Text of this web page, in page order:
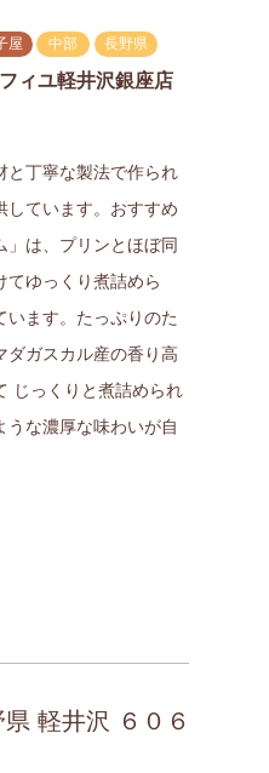
屋 中部 長野県
ィユ軽井沢銀座店
と丁寧な製法で作られ
しています。おすすめ
」は、プリンとほぼ同
てゆっくり煮詰めら
います。たっぷりのた
ダガスカル産の香り高
じっくりと煮詰められ
うな濃厚な味わいが自
軽井沢 ６０６